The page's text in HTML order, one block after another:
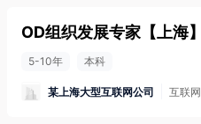
OD组织发展专家 【 上海】
5-10年 本科
某上海大型互联网公司 互联网